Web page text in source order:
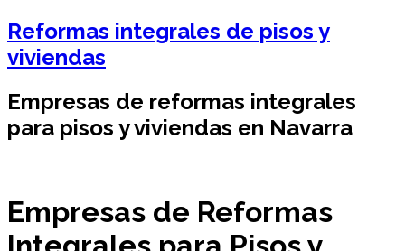
Reformas integrales de pisos y
viviendas
Empresas de reformas integrales
para pisos y viviendas en Navarra
Empresas de Reformas